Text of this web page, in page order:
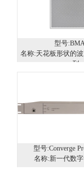
型号
名称:天花板形状的
列
型号:Converge
名称:新一代数